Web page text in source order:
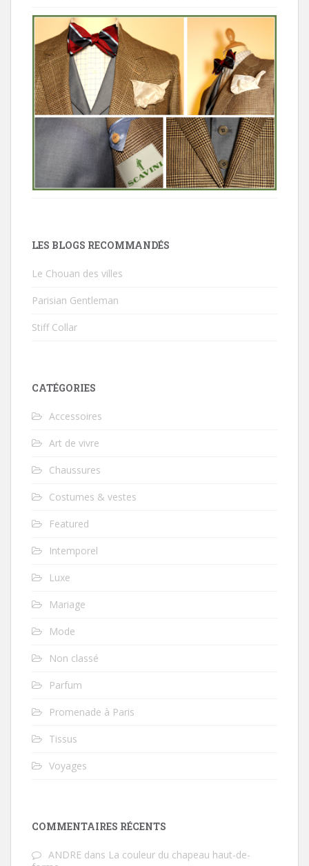
LES BLOGS RECOMMANDÉS
Le Chouan des villes
Parisian Gentleman
Stiff Collar
CATÉGORIES
Accessoires
Art de vivre
Chaussures
Costumes & vestes
Featured
Intemporel
Luxe
Mariage
Mode
Non classé
Parfum
Promenade à Paris
Tissus
Voyages
COMMENTAIRES RÉCENTS
ANDRE dans La couleur du chapeau haut-de-